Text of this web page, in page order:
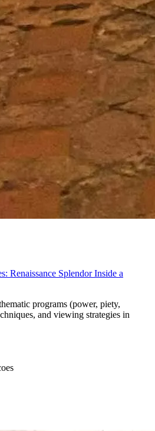
Renaissance Splendor Inside a
programs (power, piety,
and viewing strategies in